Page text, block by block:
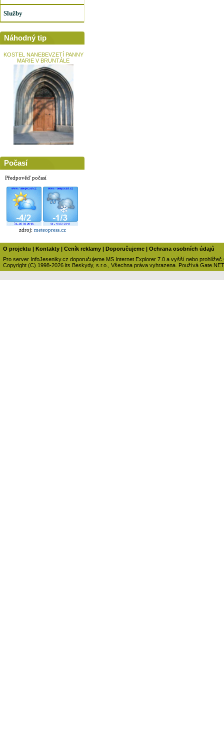
Služby
Náhodný tip
KOSTEL NANEBEVZETÍ PANNY
MARIE V BRUNTÁLE
Počasí
Předpověď počasí
zdroj: meteopress.cz
O projektu Kontakty Ceník reklamy Doporučujeme
Ochrana osobních údajů
Pro server InfoJeseniky.cz doporučujeme MS Internet Explorer 7.0 a vyšší nebo prohlížeč
Copyright (C) 1998-2026 its Beskydy, s.r.o., Všechna práva vyhrazena. Používá